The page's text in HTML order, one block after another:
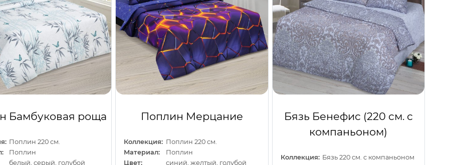
Бамбуковая роща
Поплин 220 см.
Поплин
белый, серый, голубой
Поплин Мерцание
Коллекция: Поплин 220 см.
Материал:
Поплин
Цвет:
синий, желтый, голубой
Бязь Бенефис (220 см. с
компаньоном)
Коллекция: Бязь 220 см. с компаньоном